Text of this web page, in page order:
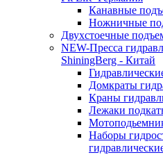
Канавные
Ножничные
Двухстоечные
NEW-Пресса
ShiningBerg - Китай
Домкраты
Краны
Лежаки
Наборы